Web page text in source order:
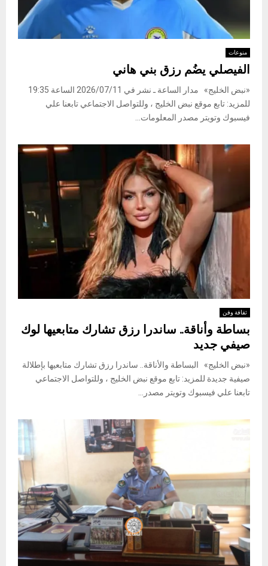
منوعات
الفيصلي يضُم رزق بني هاني
«نبض الخليج» مدار الساعة ـ نشر في 2026/07/11 الساعة 19:35
للمزيد: تابع موقع نبض الخليج ، وللتواصل الاجتماعي تابعنا علي
فيسبوك وتويتر مصدر المعلومات...
ثقافة وفن
بساطة وأناقة.. ساندرا رزق تشارك متابعيها لوك
صيفي جديد
«نبض الخليج» البساطة والأناقة.. ساندرا رزق تشارك متابعيها بإطلالة
صيفية جديدة للمزيد: تابع موقع نبض الخليج ، وللتواصل الاجتماعي
تابعنا علي فيسبوك وتويتر مصدر...